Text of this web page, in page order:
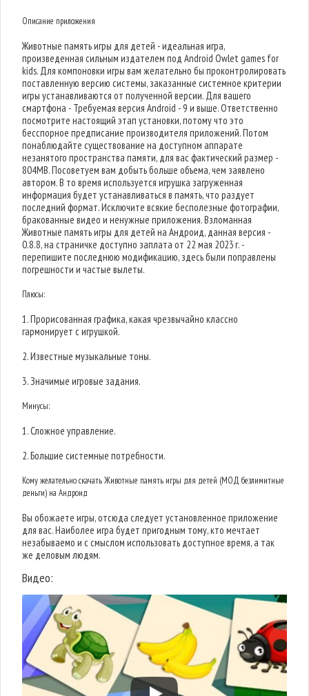
Описание приложения
Животные память игры для детей - идеальная игра,
произведенная сильным издателем под Android Owlet games for
kids. Для компоновки игры вам желательно бы проконтролировать
поставленную версию системы, заказанные системное критерии
игры устанавливаются от полученной версии. Для вашего
смартфона - Требуемая версия Android - 9 и выше. Ответственно
посмотрите настоящий этап установки, потому что это
бесспорное предписание производителя приложений. Потом
понаблюдайте существование на доступном аппарате
незанятого пространства памяти, для вас фактический размер -
804MB. Посоветуем вам добыть больше объема, чем заявлено
автором. В то время используется игрушка загруженная
информация будет устанавливаться в память, что раздует
последний формат. Исключите всякие бесполезные фотографии,
бракованные видео и ненужные приложения. Взломанная
Животные память игры для детей на Андроид, данная версия -
0.8.8, на страничке доступно заплата от 22 мая 2023 г. -
перепишите последнюю модификацию, здесь были поправлены
погрешности и частые вылеты.
Плюсы:
1. Прорисованная графика, какая чрезвычайно классно
гармонирует с игрушкой.
2. Известные музыкальные тоны.
3. Значимые игровые задания.
Минусы:
1. Сложное управление.
2. Большие системные потребности.
Кому желательно скачать Животные память игры для детей (МОД безлимитные
деньги) на Андроид
Вы обожаете игры, отсюда следует установленное приложение
для вас. Наиболее игра будет пригодным тому, кто мечтает
незабываемо и с смыслом использовать доступное время, а так
же деловым людям.
Видео: